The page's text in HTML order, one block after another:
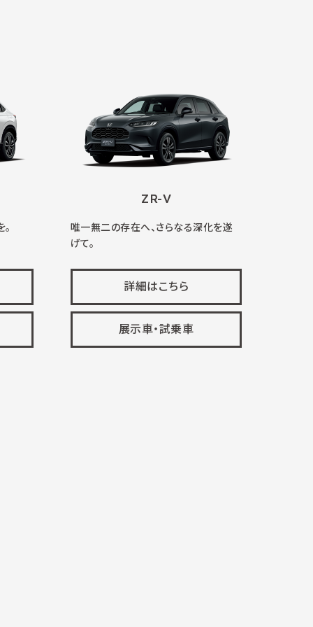
ZR-V
唯一無二の存在へ、さらなる深化を遂
げて。
詳細はこちら
展示車・試乗車